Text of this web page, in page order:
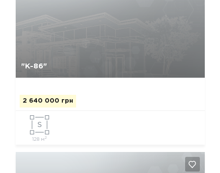
"К-86"
2 640 000 грн
128 м2